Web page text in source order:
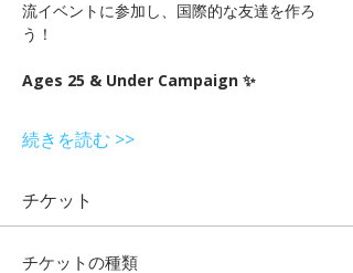
流イベントに参加し、国際的な友達を作ろ
う！
Ages 25 & Under Campaign ✨
続きを読む >>
チケット
チケットの種類